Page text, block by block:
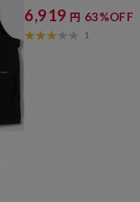
ットジャケット
6,919 円 63%OFF
1